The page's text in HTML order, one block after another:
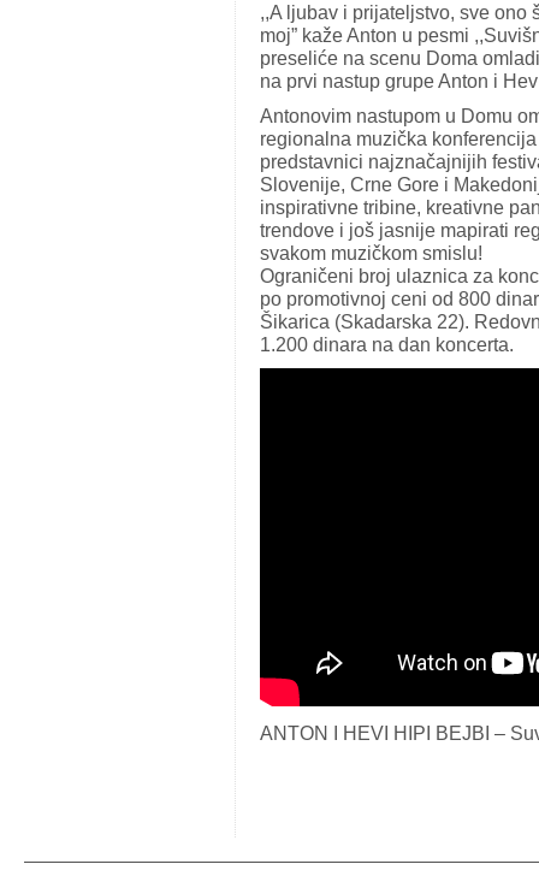
,,A ljubav i prijateljstvo, sve ono
moj” kaže Anton u pesmi
preseliće na scenu Doma
na prvi nastup grupe Anton i
Antonovim nastupom u Domu
regionalna muzička
predstavnici najznačajnijih
Slovenije, Crne Gore i
inspirativne tribine, kreativne
trendove i još jasnije mapirati
svakom muzičkom smislu!
Ograničeni broj ulaznica za
po promotivnoj ceni od 800
Šikarica (Skadarska 22).
1.200 dinara na dan koncerta.
ANTON I HEVI HIPI BEJBI –